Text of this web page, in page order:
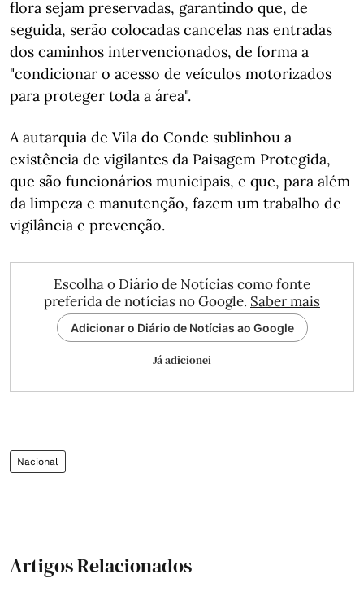
flora sejam preservadas, garantindo que, de
seguida, serão colocadas cancelas nas entradas
dos caminhos intervencionados, de forma a
"condicionar o acesso de veículos motorizados
para proteger toda a área".
A autarquia de Vila do Conde sublinhou a
existência de vigilantes da Paisagem Protegida,
que são funcionários municipais, e que, para além
da limpeza e manutenção, fazem um trabalho de
vigilância e prevenção.
Escolha o Diário de Notícias como fonte
preferida de notícias no Google. Saber mais
Adicionar o Diário de Notícias ao Google
Já adicionei
Nacional
Artigos Relacionados